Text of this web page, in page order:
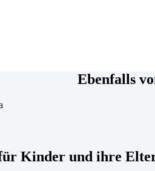
Ebenfalls
Kinder und ihre